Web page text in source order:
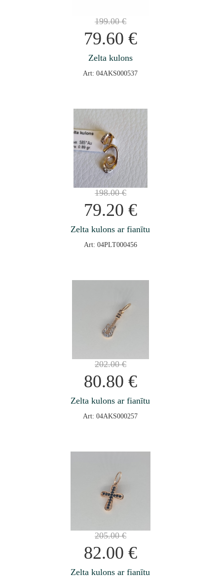
199.00€
79.60 €
Zelta kulons
Art: 04AKS000537
198.00€
79.20 €
Zelta kulons ar fianītu
Art: 04PLT000456
202.00€
80.80 €
Zelta kulons ar fianītu
Art: 04AKS000257
205.00€
82.00 €
Zelta kulons ar fianītu